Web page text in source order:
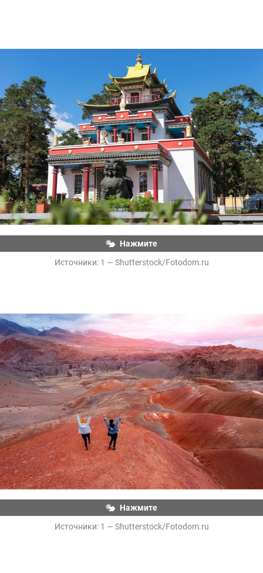
Нажмите
Читинский дацан — буддийский монастырь в Чите
Источники: 1 — Shutterstock/Fotodom.ru
Нажмите
Урочище Кызыл-Чин (Алтайский Марс) — место в
Кош-Агачском районе Республики Алтай
Источники: 1 — Shutterstock/Fotodom.ru